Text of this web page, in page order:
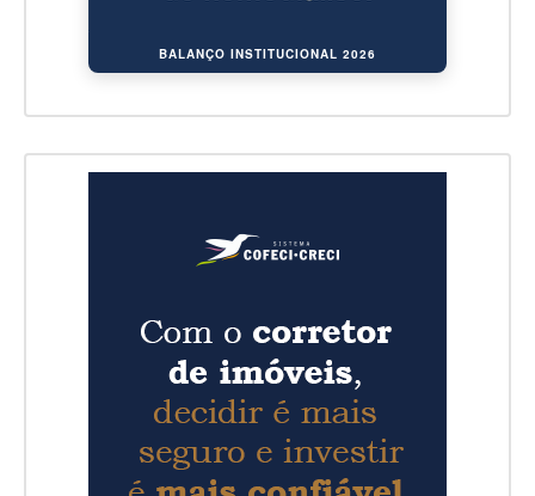
BALANÇO INSTITUCIONAL 2026